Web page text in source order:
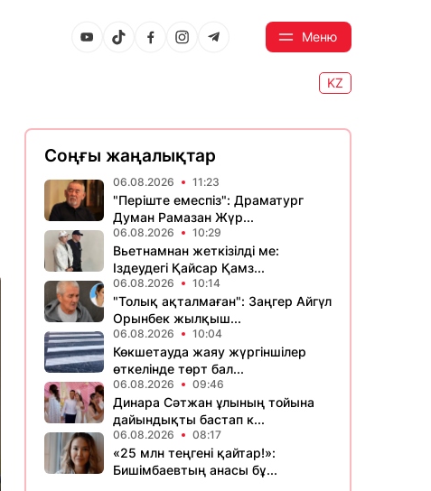
Меню
KZ
Соңғы жаңалықтар
06.08.2026 11:23
​"Періште емеспіз": Драматург
Думан Рамазан Жүр...
06.08.2026 10:29
Вьетнамнан жеткізілді ме:
Іздеудегі Қайсар Қамз...
06.08.2026 10:14
"Толық ақталмаған": Заңгер Айгүл
Орынбек жылқыш...
06.08.2026 10:04
Көкшетауда жаяу жүргіншілер
өткелінде төрт бал...
06.08.2026 09:46
Динара Сәтжан ұлының тойына
дайындықты бастап к...
06.08.2026 08:17
«25 млн теңгені қайтар!»:
Бишімбаевтың анасы бұ...